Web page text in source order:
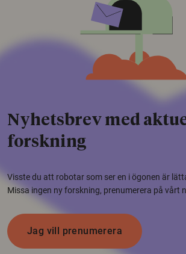
Nyhetsbrev med
forskning
Visste du att robotar som ser en i ögonen är
Missa ingen ny forskning, prenumerera på vårt
Jag vill prenumerera